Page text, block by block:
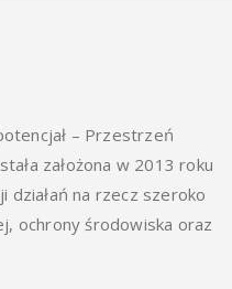
– Przestrzeń
założona w 2013 roku
działań na rzecz szeroko
ochrony środowiska oraz